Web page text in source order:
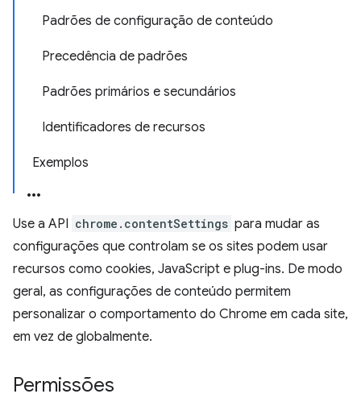
Padrões de configuração de conteúdo
Precedência de padrões
Padrões primários e secundários
Identificadores de recursos
Exemplos
Use a API chrome.contentSettings para mudar as
configurações que controlam se os sites podem usar
recursos como cookies, JavaScript e plug-ins. De modo
geral, as configurações de conteúdo permitem
personalizar o comportamento do Chrome em cada site,
em vez de globalmente.
Permissões